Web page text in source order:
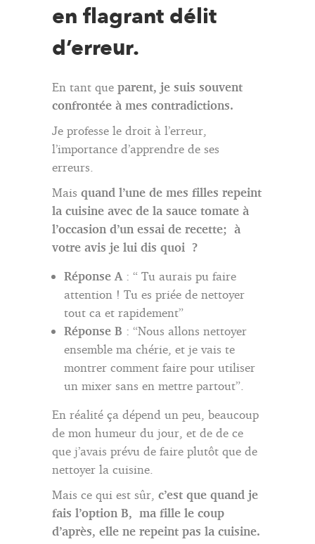
en flagrant délit
d’erreur.
En tant que parent, je suis souvent
confrontée à mes contradictions.
Je professe le droit à l’erreur,
l’importance d’apprendre de ses
erreurs.
Mais quand l’une de mes filles repeint
la cuisine avec de la sauce tomate à
l’occasion d’un essai de recette; à
votre avis je lui dis quoi ?
Réponse A : “ Tu aurais pu faire
attention ! Tu es priée de nettoyer
tout ca et rapidement”
Réponse B : “Nous allons nettoyer
ensemble ma chérie, et je vais te
montrer comment faire pour utiliser
un mixer sans en mettre partout”.
En réalité ça dépend un peu, beaucoup
de mon humeur du jour, et de de ce
que j’avais prévu de faire plutôt que de
nettoyer la cuisine.
Mais ce qui est sûr, c’est que quand je
fais l’option B, ma fille le coup
d’après, elle ne repeint pas la cuisine.